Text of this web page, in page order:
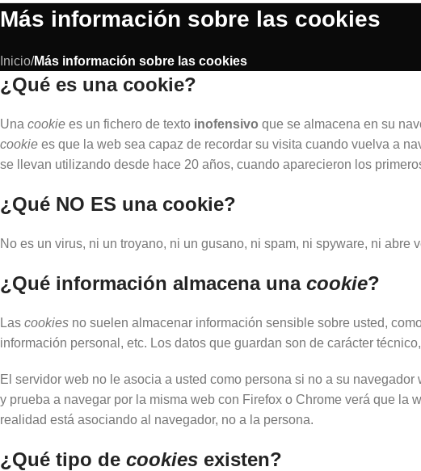
Más información sobre las cookies
Inicio/Más información sobre las cookies
¿Qué es una cookie?
Una cookie es un fichero de texto inofensivo que se almacena en su
cookie es que la web sea capaz de recordar su visita cuando vuelva a
se llevan utilizando desde hace 20 años, cuando aparecieron los
¿Qué NO ES una cookie?
No es un virus, ni un troyano, ni un gusano, ni spam, ni spyware, ni abre
¿Qué información almacena una cookie?
Las cookies no suelen almacenar información sensible sobre usted,
información personal, etc. Los datos que guardan son de carácter
El servidor web no le asocia a usted como persona si no a su
y prueba a navegar por la misma web con Firefox o Chrome verá que la
realidad está asociando al navegador, no a la persona.
¿Qué tipo de cookies existen?